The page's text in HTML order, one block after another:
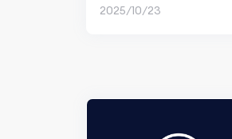
2025/10/23